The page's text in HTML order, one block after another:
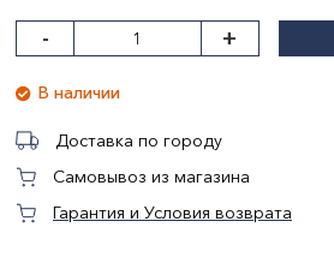
- +
В наличии
Доставка по городу
Самовывоз из магазина
Гарантия и Условия возврата